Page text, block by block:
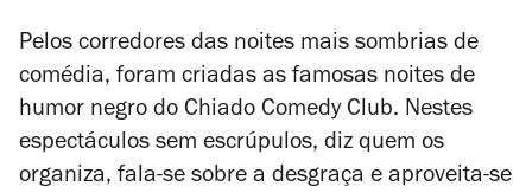
Pelos corredores das noites mais sombrias de
comédia, foram criadas as famosas noites de
humor negro do Chiado Comedy Club. Nestes
espectáculos sem escrúpulos, diz quem os
organiza, fala-se sobre a desgraça e aproveita-se